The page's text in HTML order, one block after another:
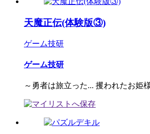
天魔正伝(体験版③)
ゲーム技研
ゲーム技研
～勇者は旅立った... 攫われたお姫